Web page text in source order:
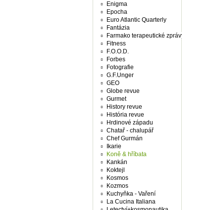
Enigma
Epocha
Euro Atlantic Quarterly
Fantázia
Farmako terapeutické zprávy
Fitness
F.O.O.D.
Forbes
Fotografie
G.F.Unger
GEO
Globe revue
Gurmet
History revue
História revue
Hrdinové západu
Chatař - chalupář
Chef Gurmán
Ikarie
Koně & hříbata
Kankán
Koktejl
Kosmos
Kozmos
Kuchyňka - Vaření
La Cucina Italiana